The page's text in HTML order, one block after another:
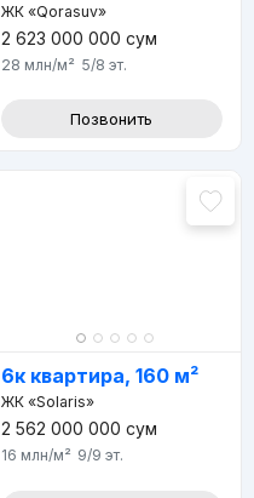
ЖК «Qorasuv»
2 623 000 000 сум
28 млн/м² 5/8 эт.
Позвонить
6к квартира, 160 м²
ЖК «Solaris»
2 562 000 000 сум
16 млн/м² 9/9 эт.